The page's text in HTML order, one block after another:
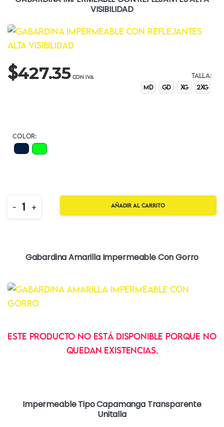
VISIBILIDAD
$427.35
TALLA:
MD
GD XG 2XG
COLOR:
Quantity
- + Añadir al carrito
Gabardina Amarilla Impermeable Con Gorro
Este producto no está disponible porque no
quedan existencias.
Impermeable Tipo Capamanga Transparente
Unitalla